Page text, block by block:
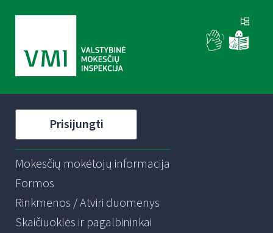
Prisijungti
Mokesčių mokėtojų informacija
Formos
Rinkmenos / Atviri duomenys
Skaičiuoklės ir pagalbininkai